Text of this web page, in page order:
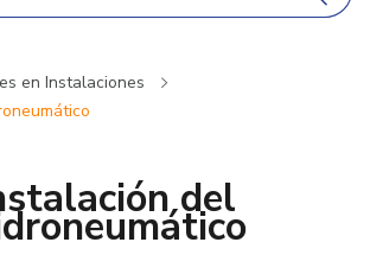
en Instalaciones
del